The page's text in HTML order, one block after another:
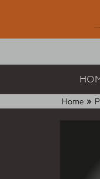
Home